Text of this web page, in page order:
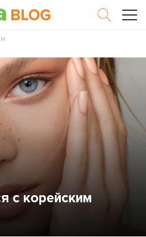
с корейским